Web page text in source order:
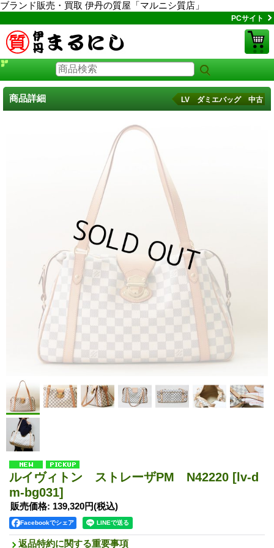
ブランド販売・買取 伊丹の質屋「マルニシ質店」
PCサイト
商品詳細 LV ダミエバッグ 中古
ルイヴィトン ストレーザPM N42220 [lv-d
m-bg031]
販売価格: 139,320円(税込)
Facebookでシェア
返品特約に関する重要事項